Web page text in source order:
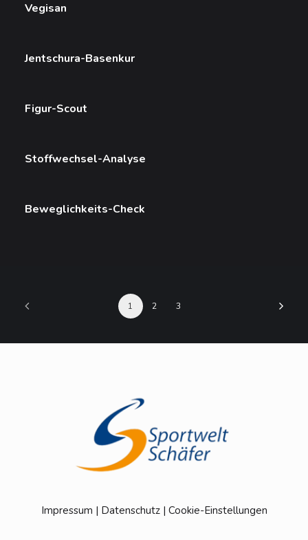
Vegisan
Jentschura-Basenkur
Figur-Scout
Stoffwechsel-Analyse
Beweglichkeits-Check
1 2 3
Impressum | Datenschutz| Cookie-Einstellungen